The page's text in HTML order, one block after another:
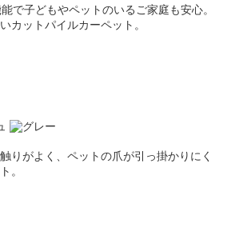
で子どもやペットのいるご家庭も安心。
カットパイルカーペット。
りがよく、ペットの爪が引っ掛かりにく
。